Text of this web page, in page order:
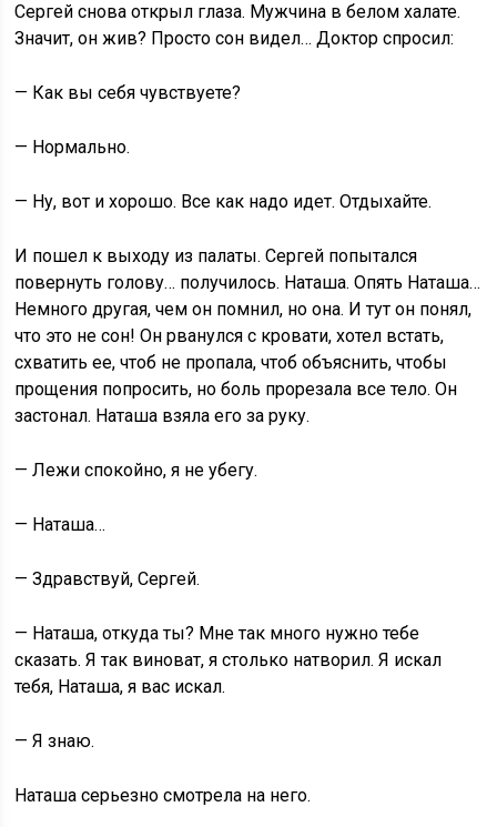
Сергей снова открыл глаза. Мужчина в белом халате.
Значит, он жив? Просто сон видел… Доктор спросил:
— Как вы себя чувствуете?
— Нормально.
— Ну, вот и хорошо. Все как надо идет. Отдыхайте.
И пошел к выходу из палаты. Сергей попытался
повернуть голову… получилось. Наташа. Опять Наташа…
Немного другая, чем он помнил, но она. И тут он понял,
что это не сон! Он рванулся с кровати, хотел встать,
схватить ее, чтоб не пропала, чтоб объяснить, чтобы
прощения попросить, но боль прорезала все тело. Он
застонал. Наташа взяла его за руку.
— Лежи спокойно, я не убегу.
— Наташа…
— Здравствуй, Сергей.
— Наташа, откуда ты? Мне так много нужно тебе
сказать. Я так виноват, я столько натворил. Я искал
тебя, Наташа, я вас искал.
— Я знаю.
Наташа серьезно смотрела на него.